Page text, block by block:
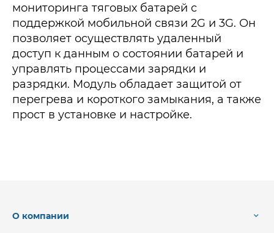
мониторинга тяговых батарей с
поддержкой мобильной связи 2G и 3G. Он
позволяет осуществлять удаленный
доступ к данным о состоянии батарей и
управлять процессами зарядки и
разрядки. Модуль обладает защитой от
перегрева и короткого замыкания, а также
прост в установке и настройке.
О компании